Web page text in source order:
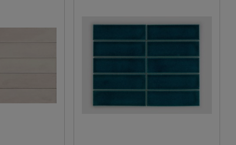
179,00 zł
GRESOWE